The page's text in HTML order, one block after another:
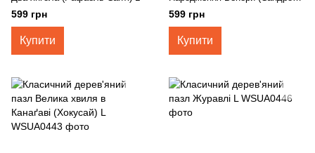
599 грн
Купити
Боттічеллі) L
599 грн
Купити